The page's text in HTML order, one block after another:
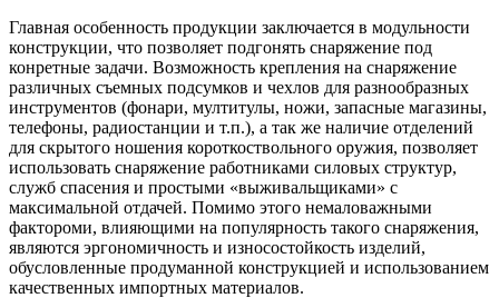
Главная особенность продукции заключается в модульности
конструкции, что позволяет подгонять снаряжение под
конретные задачи. Возможность крепления на снаряжение
различных съемных подсумков и чехлов для разнообразных
инструментов (фонари, мултитулы, ножи, запасные магазины,
телефоны, радиостанции и т.п.), а так же наличие отделений
для скрытого ношения короткоствольного оружия, позволяет
использовать снаряжение работниками силовых структур,
служб спасения и простыми «выживальщиками» с
максимальной отдачей. Помимо этого немаловажными
фактороми, влияющими на популярность такого снаряжения,
являются эргономичность и износостойкость изделий,
обусловленные продуманной конструкцией и использованием
качественных импортных материалов.